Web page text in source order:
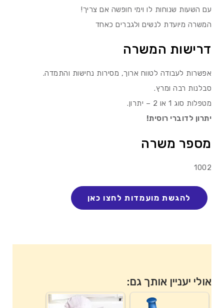
עם השעות שנוחות לו וימי חופשה אם צריך!
המשרה מיועדת לנשים ולגברים כאחד
דרישות המשרה
אפשרות לעבודה לטווח ארוך, מסירות נחישות והתמדה.
סבלנות רבה ומרץ.
מטפלות סוג 1 או 2 – יתרון.
יתרון לדוברי רוסית!
מספר משרה
1002
אולי יעניין אותך גם: